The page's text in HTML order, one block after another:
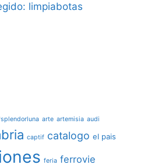
limpiabotas
arte artemisia audi
captif catalogo el pais
feria ferrovie